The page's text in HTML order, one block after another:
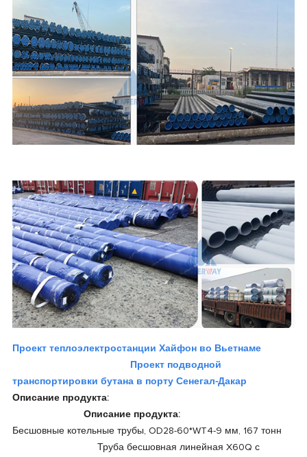
Проект теплоэлектростанции Хайфон во Вьетнаме
Проект подводной
транспортировки бутана в порту Сенегал-Дакар
Описание продукта:
Описание продукта:
Бесшовные котельные трубы, OD28-60*WT4-9 мм, 167 тонн
Труба бесшовная линейная X60Q с